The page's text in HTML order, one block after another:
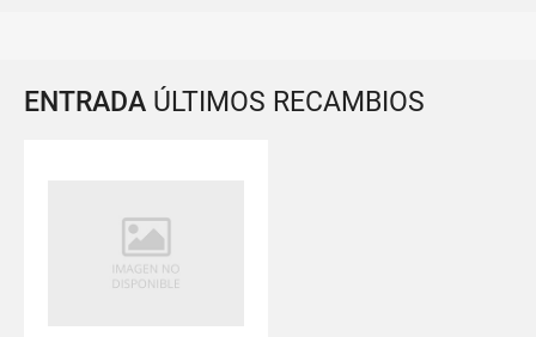
ENTRADA ÚLTIMOS RECAMBIOS